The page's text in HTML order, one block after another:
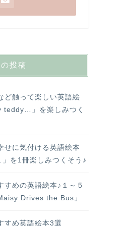
投稿
ど触って楽しい英語絵
teddy…」を楽しみつく
せに気付ける英語絵本
を1冊楽しみつくそう♪
すめの英語絵本♪１～５
Drives the Bus」
すめ英語絵本3選